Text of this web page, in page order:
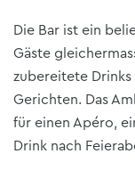
Die Bar ist ein
Gäste
zubereitete Drinks
Gerichten. Das
für einen Apéro,
Drink nach